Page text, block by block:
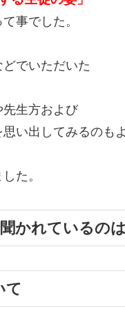
事でした。
でいただいた
生方および
い出してみるのも
た。
かれているの
て